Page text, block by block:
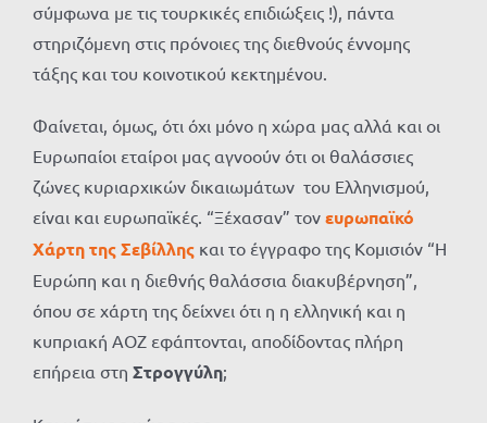
σύμφωνα με τις τουρκικές επιδιώξεις !), πάντα
στηριζόμενη στις πρόνοιες της διεθνούς έννομης
τάξης και του κοινοτικού κεκτημένου.
Φαίνεται, όμως, ότι όχι μόνο η χώρα μας αλλά και οι
Ευρωπαίοι εταίροι μας αγνοούν ότι οι θαλάσσιες
ζώνες κυριαρχικών δικαιωμάτων του Ελληνισμού,
είναι και ευρωπαϊκές. “Ξέχασαν” τον ευρωπαϊκό
Χάρτη της Σεβίλλης και το έγγραφο της Κομισιόν “Η
Ευρώπη και η διεθνής θαλάσσια διακυβέρνηση”,
όπου σε χάρτη της δείχνει ότι η η ελληνική και η
κυπριακή ΑΟΖ εφάπτονται, αποδίδοντας πλήρη
επήρεια στη Στρογγύλη;